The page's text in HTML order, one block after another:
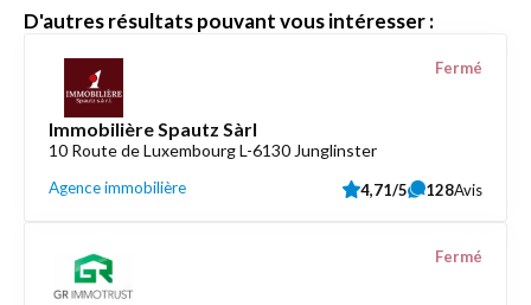
D'autres résultats pouvant vous intéresser :
Immobilière Spautz Sàrl
10 Route de Luxembourg L-6130 Junglinster
Agence immobilière
Fermé
4,71/5 128Avis
Fermé